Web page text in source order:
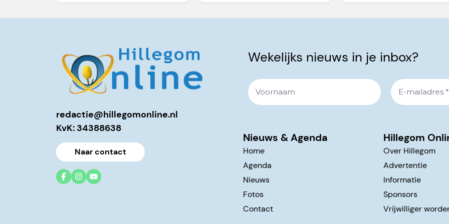
redactie@hillegomonline.nl
KvK: 34388638
Naar contact
Wekelijks nieuws in je inbox?
Nieuws & Agenda
Home
Agenda
Nieuws
Fotos
Contact
Hillegom
Over Hillegom
Advertentie
Informatie
Sponsors
Vrijwilliger